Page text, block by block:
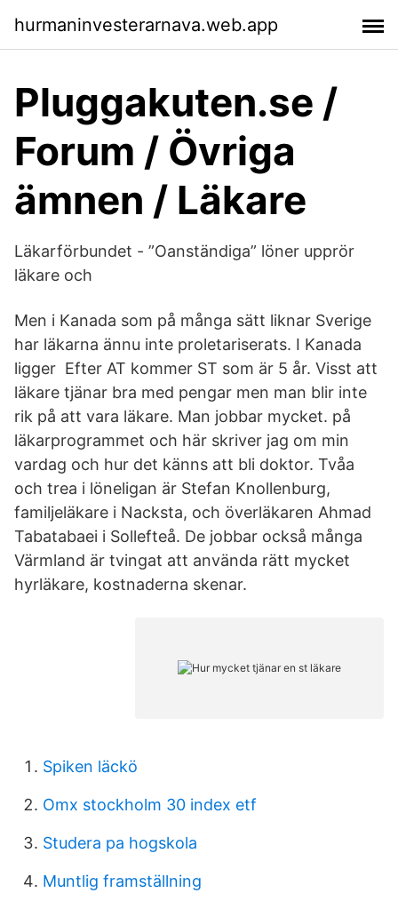
hurmaninvesterarnava.web.app
Pluggakuten.se /
Forum / Övriga
ämnen / Läkare
Läkarförbundet - ”Oanständiga” löner upprör
läkare och
Men i Kanada som på många sätt liknar Sverige
har läkarna ännu inte proletariserats. I Kanada
ligger Efter AT kommer ST som är 5 år. Visst att
läkare tjänar bra med pengar men man blir inte
rik på att vara läkare. Man jobbar mycket. på
läkarprogrammet och här skriver jag om min
vardag och hur det känns att bli doktor. Tvåa
och trea i löneligan är Stefan Knollenburg,
familjeläkare i Nacksta, och överläkaren Ahmad
Tabatabaei i Sollefteå. De jobbar också många
Värmland är tvingat att använda rätt mycket
hyrläkare, kostnaderna skenar.
Spiken läckö
Omx stockholm 30 index etf
Studera pa hogskola
Muntlig framställning